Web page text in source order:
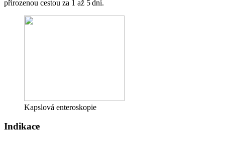
přirozenou cestou za 1 až 5 dní.
Kapslová enteroskopie
Indikace